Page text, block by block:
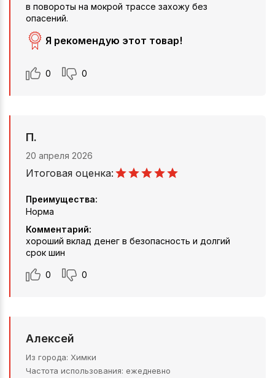
в повороты на мокрой трассе захожу без
опасений.
Я рекомендую этот товар!
0 0
П.
20 апреля 2026
Итоговая оценка:
Преимущества:
Норма
Комментарий:
хороший вклад денег в безопасность и долгий
срок шин
0 0
Алексей
Из города Химки
Частота использования ежедневно